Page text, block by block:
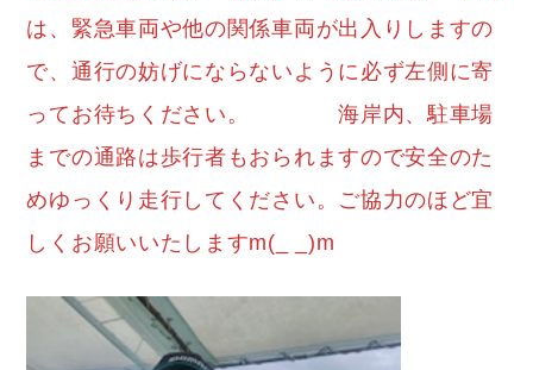
は、緊急車両や他の関係車両が出入りしますの
で、通行の妨げにならないように必ず左側に寄
ってお待ちください。 海岸内、駐車場
までの通路は歩行者もおられますので安全のた
めゆっくり走行してください。ご協力のほど宜
しくお願いいたしますm(_ _)m